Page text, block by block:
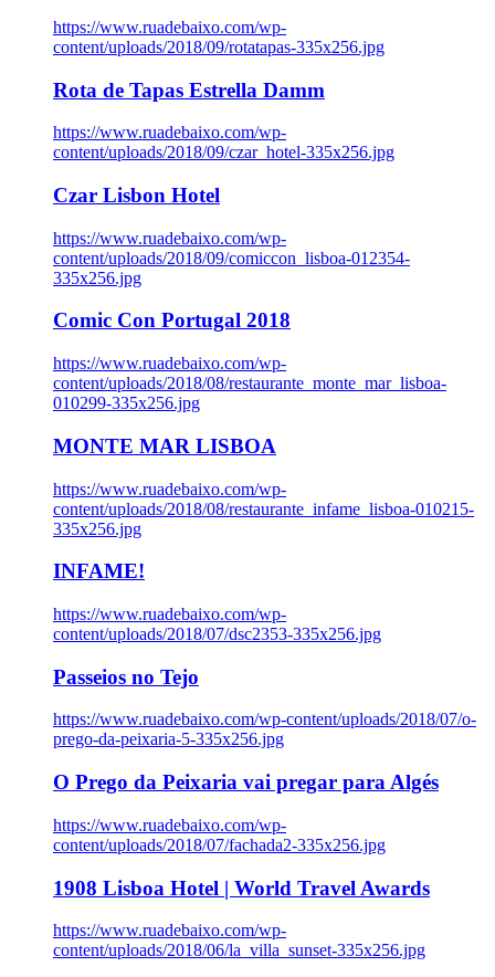
https://www.ruadebaixo.com/wp-
content/uploads/2018/09/rotatapas-335x256.jpg
Rota de Tapas Estrella Damm
https://www.ruadebaixo.com/wp-
content/uploads/2018/09/czar_hotel-335x256.jpg
Czar Lisbon Hotel
https://www.ruadebaixo.com/wp-
content/uploads/2018/09/comiccon_lisboa-012354-
335x256.jpg
Comic Con Portugal 2018
https://www.ruadebaixo.com/wp-
content/uploads/2018/08/restaurante_monte_mar_lisboa-
010299-335x256.jpg
MONTE MAR LISBOA
https://www.ruadebaixo.com/wp-
content/uploads/2018/08/restaurante_infame_lisboa-010215-
335x256.jpg
INFAME!
https://www.ruadebaixo.com/wp-
content/uploads/2018/07/dsc2353-335x256.jpg
Passeios no Tejo
https://www.ruadebaixo.com/wp-content/uploads/2018/07/o-
prego-da-peixaria-5-335x256.jpg
O Prego da Peixaria vai pregar para Algés
https://www.ruadebaixo.com/wp-
content/uploads/2018/07/fachada2-335x256.jpg
1908 Lisboa Hotel | World Travel Awards
https://www.ruadebaixo.com/wp-
content/uploads/2018/06/la_villa_sunset-335x256.jpg